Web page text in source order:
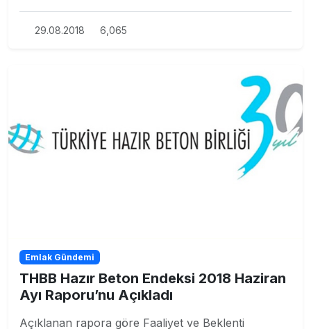
29.08.2018 6,065
Emlak Gündemi
THBB Hazır Beton Endeksi 2018 Haziran
Ayı Raporu’nu Açıkladı
Açıklanan rapora göre Faaliyet ve Beklenti